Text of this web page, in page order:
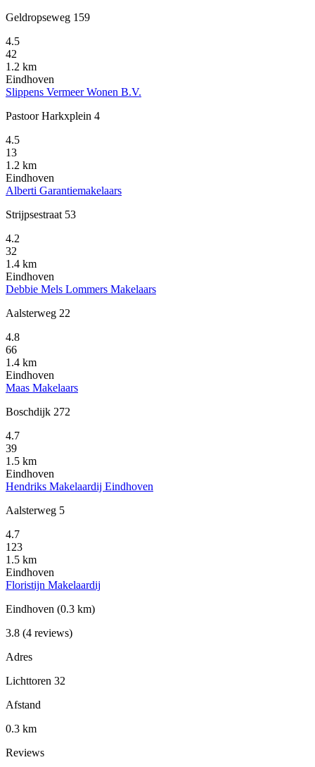
Geldropseweg 159
4.5
42
1.2 km
Eindhoven
Slippens Vermeer Wonen B.V.
Pastoor Harkxplein 4
4.5
13
1.2 km
Eindhoven
Alberti Garantiemakelaars
Strijpsestraat 53
4.2
32
1.4 km
Eindhoven
Debbie Mels Lommers Makelaars
Aalsterweg 22
4.8
66
1.4 km
Eindhoven
Maas Makelaars
Boschdijk 272
4.7
39
1.5 km
Eindhoven
Hendriks Makelaardij Eindhoven
Aalsterweg 5
4.7
123
1.5 km
Eindhoven
Floristijn Makelaardij
Eindhoven (0.3 km)
3.8 (4 reviews)
Adres
Lichttoren 32
Afstand
0.3 km
Reviews